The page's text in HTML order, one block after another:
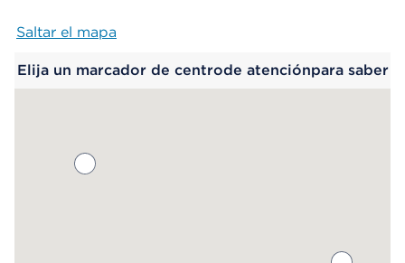
Saltar el mapa
Elija un marcador de centrode atenciónpara saber